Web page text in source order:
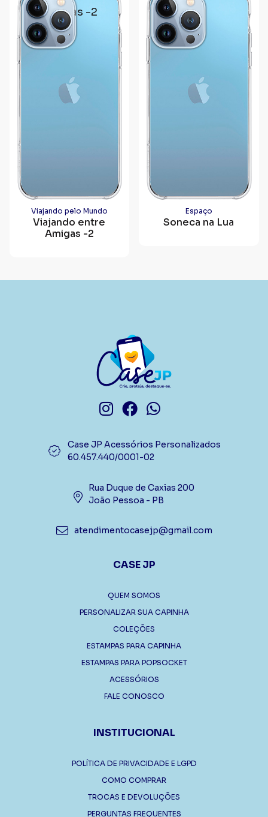
Viajando pelo Mundo
Viajando entre
Amigas -2
Espaço
Soneca na Lua
Case JP Acessórios Personalizados
60.457.440/0001-02
Rua Duque de Caxias 200
João Pessoa - PB
atendimentocasejp@gmail.com
CASE JP
QUEM SOMOS
PERSONALIZAR SUA CAPINHA
COLEÇÕES
ESTAMPAS PARA CAPINHA
ESTAMPAS PARA POPSOCKET
ACESSÓRIOS
FALE CONOSCO
INSTITUCIONAL
POLÍTICA DE PRIVACIDADE E LGPD
COMO COMPRAR
TROCAS E DEVOLUÇÕES
PERGUNTAS FREQUENTES